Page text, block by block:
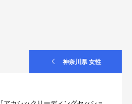
神奈川県 女性